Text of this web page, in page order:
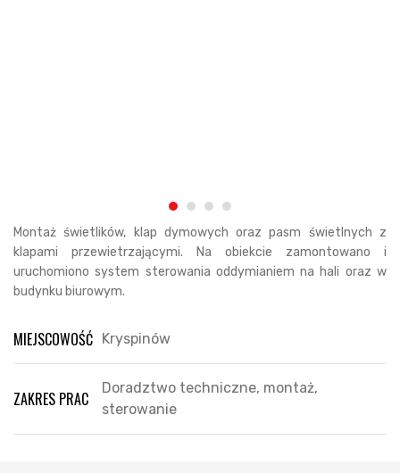
Montaż świetlików, klap dymowych oraz pasm świetlnych z
klapami przewietrzającymi. Na obiekcie zamontowano i
uruchomiono system sterowania oddymianiem na hali oraz w
budynku biurowym.
MIEJSCOWOŚĆ Kryspinów
ZAKRES PRAC
Doradztwo techniczne, montaż,
sterowanie